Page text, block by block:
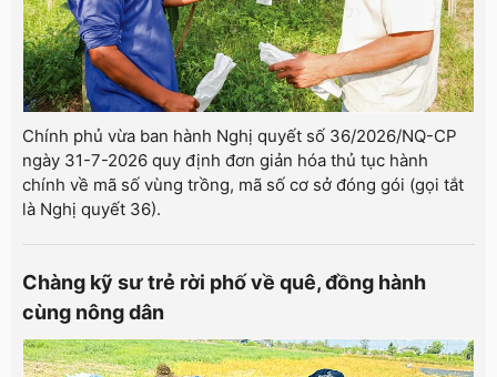
Chính phủ vừa ban hành Nghị quyết số 36/2026/NQ-CP
ngày 31-7-2026 quy định đơn giản hóa thủ tục hành
chính về mã số vùng trồng, mã số cơ sở đóng gói (gọi tắt
là Nghị quyết 36).
Chàng kỹ sư trẻ rời phố về quê, đồng hành
cùng nông dân